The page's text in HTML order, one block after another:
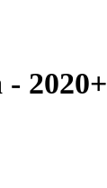
2020+